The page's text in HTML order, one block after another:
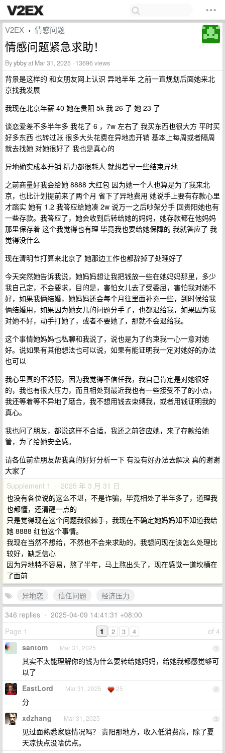
V2EX › 情感问题
情感问题紧急求助！
Byybbyat Mar 31, 2025 · 13696 views
背景是这样的 和女朋友网上认识 异地半年 之前一直规划后面她来北
京找我发展
我现在北京年薪 40 她在贵阳 5k 我 26 了 她 23 了
谈恋爱差不多半年多 我花了 6 ，7w 左右了 我买东西也很大方 平时买
好多东西 也转过账 很多大头花费在异地恋开销 基本上每周或者隔周
就去找她 对她很好了 我也是真心的
异地确实成本开销 精力都很耗人 就想着早一些结束异地
之前商量好我会给她 8888 大红包 因为她一个人也算是为了我来北
京，也比计划提前来了两个月 省下了异地费用 她说手上要有存款心里
才踏实 她有 1.2 我答应给她凑 2w 说万一之后吵架分手 回贵阳她也有
一些存款。我答应了，她会收到后转给她的妈妈，她存款都在他妈妈
那里保存着 这个我觉得也有理 毕竟我也要给她保障的 我就答应了 我
觉得没什么
现在清明节打算来北京了 她那边工作也都辞掉了处理好了
今天突然她告诉我说，她妈妈想让我把钱放一些在她妈妈那里，多少
我自己定，不会要求，目的是，害怕女儿去了受委屈，害怕我对她不
好，如果我俩结婚，她妈妈还会每个月往里面补充一些，到时候给我
俩结婚用，如果因为她女儿的问题分手了，也都退给我，如果因为我
对她不好，动手打她了，或者不要她了，那就不会退给我。
这个事情她妈妈也私聊和我说了，说也是为了约束我一心一意对她
好。说如果有其他想法也可以说，如果有能证明我一定对她好的办法
也可以
我心里真的不舒服，因为我觉得不信任我，我自己肯定是对她很好
的，我也有很大压力，而且相处到最近我也有一些接受不了的小点，
我还等着等不异地了磨合，我不想用钱去束缚我，或者用钱证明我的
真心。
我也问了朋友，都说这样不合适，我还之前答应她，来了存款给她
管，为了给她安全感。
请各位前辈朋友帮我真的好好分析一下 有没有好办法去解决 真的谢谢
大家了
Supplement 1 · 2025 年 3 月 31 日
也没有各位说的这么不堪，不是诈骗，毕竟相处了半年多了，道理我
也都懂，还清醒一点的
只是觉得现在这个问题我很棘手，我现在不确定她妈妈知不知道我给
她 8888 红包这个事情。
我现在当然不想给，不然也不会来求助的，我想问现在该怎么处理比
较好，缺乏信心
因为异地特不容易，熬了半年，马上熬出头了，现在感觉一道坎横在
了面前
异地恋
信任问题
经济压力
346 replies • 2025-04-09 14:41:31 +08:00
Page 1
of 4
1 2 3 4
1
santom Mar 31, 2025
其实不太能理解你的钱为什么要转给她妈妈，给她我都感觉够可
以了
2
EastLord Mar 31, 2025 25
分
3
xdzhang Mar 31, 2025
见过面熟悉家庭情况吗？ 贵阳那地方，收入低消费高，除了夏
天凉快点没啥优点。